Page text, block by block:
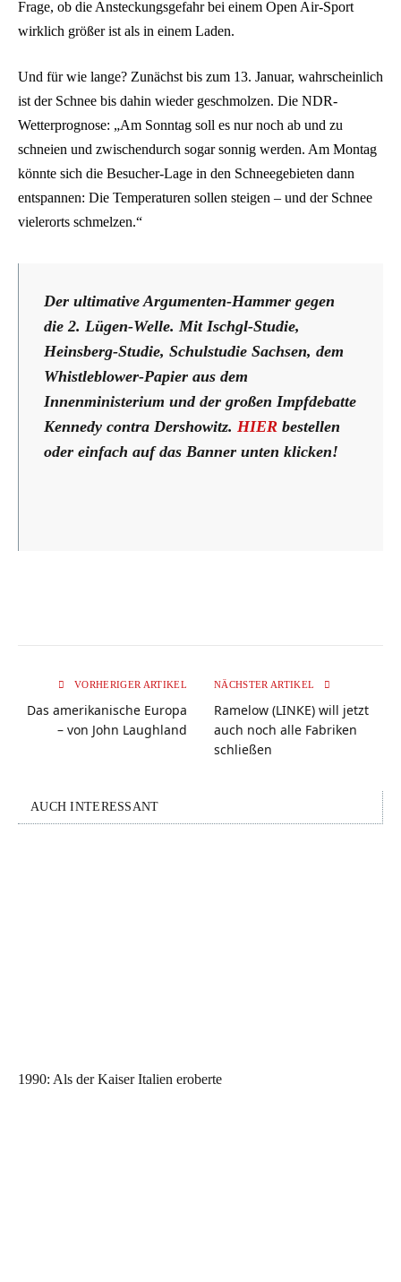
Frage, ob die Ansteckungsgefahr bei einem Open Air-Sport
wirklich größer ist als in einem Laden.
Und für wie lange? Zunächst bis zum 13. Januar, wahrscheinlich
ist der Schnee bis dahin wieder geschmolzen. Die NDR-
Wetterprognose: „Am Sonntag soll es nur noch ab und zu
schneien und zwischendurch sogar sonnig werden. Am Montag
könnte sich die Besucher-Lage in den Schneegebieten dann
entspannen: Die Temperaturen sollen steigen – und der Schnee
vielerorts schmelzen.“
Der ultimative Argumenten-Hammer gegen
die 2. Lügen-Welle. Mit Ischgl-Studie,
Heinsberg-Studie, Schulstudie Sachsen, dem
Whistleblower-Papier aus dem
Innenministerium und der großen Impfdebatte
Kennedy contra Dershowitz. HIER bestellen
oder einfach auf das Banner unten klicken!
VORHERIGER ARTIKEL
Das amerikanische Europa
– von John Laughland
NÄCHSTER ARTIKEL
Ramelow (LINKE) will jetzt
auch noch alle Fabriken
schließen
AUCH INTERESSANT
1990: Als der Kaiser Italien eroberte